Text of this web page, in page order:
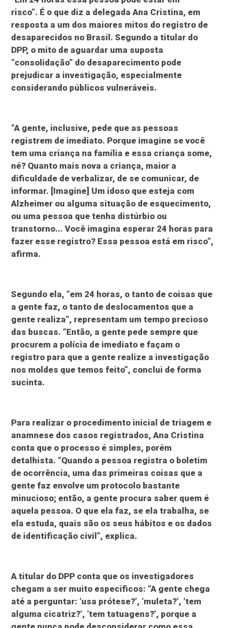
risco”. É o que diz a delegada Ana Cristina, em
resposta a um dos maiores mitos do registro de
desaparecidos no Brasil. Segundo a titular do
DPP, o mito de aguardar uma suposta
“consolidação” do desaparecimento pode
prejudicar a investigação, especialmente
considerando públicos vulneráveis.
“A gente, inclusive, pede que as pessoas
registrem de imediato. Porque imagine se você
tem uma criança na família e essa criança some,
né? Quanto mais nova a criança, maior a
dificuldade de verbalizar, de se comunicar, de
informar. [Imagine] Um idoso que esteja com
Alzheimer ou alguma situação de esquecimento,
ou uma pessoa que tenha distúrbio ou
transtorno... Você imagina esperar 24 horas para
fazer esse registro? Essa pessoa está em risco”,
afirma.
Segundo ela, “em 24 horas, o tanto de coisas que
a gente faz, o tanto de deslocamentos que a
gente realiza”, representam um tempo precioso
das buscas. “Então, a gente pede sempre que
procurem a polícia de imediato e façam o
registro para que a gente realize a investigação
nos moldes que temos feito”, conclui de forma
sucinta.
Para realizar o procedimento inicial de triagem e
anamnese dos casos registrados, Ana Cristina
conta que o processo é simples, porém
detalhista. “Quando a pessoa registra o boletim
de ocorrência, uma das primeiras coisas que a
gente faz envolve um protocolo bastante
minucioso; então, a gente procura saber quem é
aquela pessoa. O que ela faz, se ela trabalha, se
ela estuda, quais são os seus hábitos e os dados
de identificação civil”, explica.
A titular do DPP conta que os investigadores
chegam a ser muito específicos: “A gente chega
até a perguntar: ‘usa prótese?’, ‘muleta?’, ‘tem
alguma cicatriz?’, ‘tem tatuagens?’, porque a